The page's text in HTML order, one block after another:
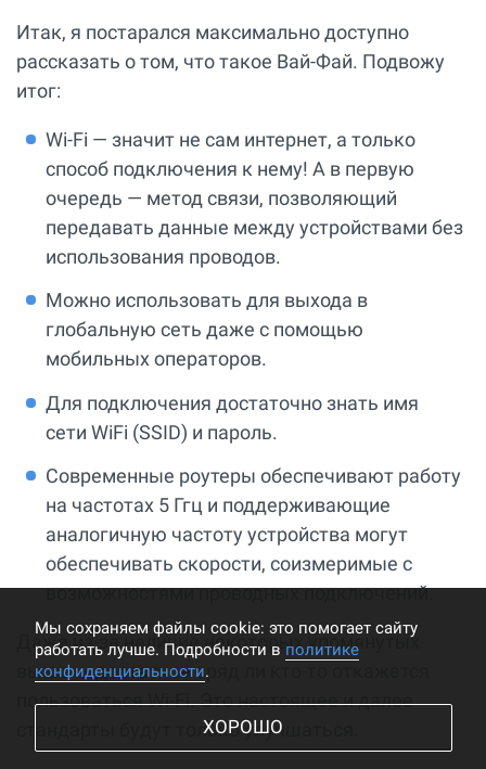
Итак, я постарался максимально доступно
рассказать о том, что такое Вай-Фай. Подвожу
итог:
Wi-Fi — значит не сам интернет, а только
способ подключения к нему! А в первую
очередь — метод связи, позволяющий
передавать данные между устройствами без
использования проводов.
Можно использовать для выхода в
глобальную сеть даже с помощью
мобильных операторов.
Для подключения достаточно знать имя
сети WiFi (SSID) и пароль.
Современные роутеры обеспечивают работу
на частотах 5 Ггц и поддерживающие
аналогичную частоту устройства могут
обеспечивать скорости, соизмеримые с
возможностями проводных подключений.
Даже из-за наличие некоторых упомянутых
выше недостатков вряд ли кто-то откажется
пользоваться Wi-Fi. Это настоящее и далее
стандарты будут только улучшаться.
Мы cохраняем файлы cookie: это помогает сайту
работать лучше. Подробности в политике
конфиденциальности.
ХОРОШО